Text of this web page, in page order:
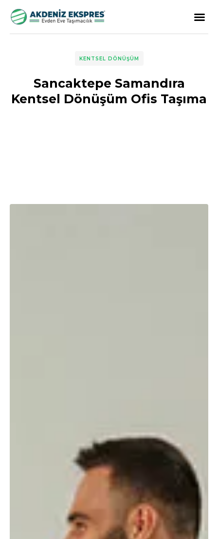
KENTSEL DÖNÜŞÜM
Sancaktepe Samandıra
Kentsel Dönüşüm Ofis Taşıma